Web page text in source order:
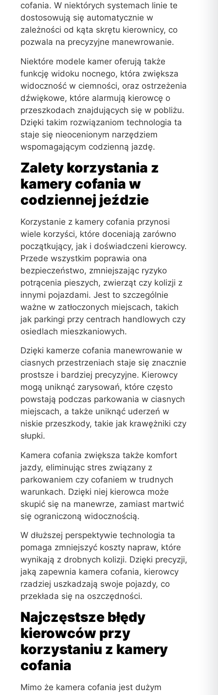
cofania. W niektórych systemach linie te
dostosowują się automatycznie w
zależności od kąta skrętu kierownicy, co
pozwala na precyzyjne manewrowanie.
Niektóre modele kamer oferują także
funkcję widoku nocnego, która zwiększa
widoczność w ciemności, oraz ostrzeżenia
dźwiękowe, które alarmują kierowcę o
przeszkodach znajdujących się w pobliżu.
Dzięki takim rozwiązaniom technologia ta
staje się nieocenionym narzędziem
wspomagającym codzienną jazdę.
Zalety korzystania z
kamery cofania w
codziennej jeździe
Korzystanie z kamery cofania przynosi
wiele korzyści, które doceniają zarówno
początkujący, jak i doświadczeni kierowcy.
Przede wszystkim poprawia ona
bezpieczeństwo, zmniejszając ryzyko
potrącenia pieszych, zwierząt czy kolizji z
innymi pojazdami. Jest to szczególnie
ważne w zatłoczonych miejscach, takich
jak parkingi przy centrach handlowych czy
osiedlach mieszkaniowych.
Dzięki kamerze cofania manewrowanie w
ciasnych przestrzeniach staje się znacznie
prostsze i bardziej precyzyjne. Kierowcy
mogą uniknąć zarysowań, które często
powstają podczas parkowania w ciasnych
miejscach, a także uniknąć uderzeń w
niskie przeszkody, takie jak krawężniki czy
słupki.
Kamera cofania zwiększa także komfort
jazdy, eliminując stres związany z
parkowaniem czy cofaniem w trudnych
warunkach. Dzięki niej kierowca może
skupić się na manewrze, zamiast martwić
się ograniczoną widocznością.
W dłuższej perspektywie technologia ta
pomaga zmniejszyć koszty napraw, które
wynikają z drobnych kolizji. Dzięki precyzji,
jaką zapewnia kamera cofania, kierowcy
rzadziej uszkadzają swoje pojazdy, co
przekłada się na oszczędności.
Najczęstsze błędy
kierowców przy
korzystaniu z kamery
cofania
Mimo że kamera cofania jest dużym